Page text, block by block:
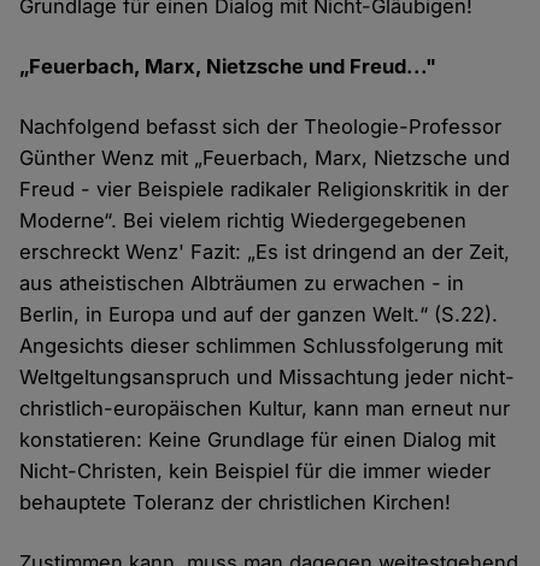
Grundlage für einen Dialog mit Nicht-Gläubigen!
„Feuerbach, Marx, Nietzsche und Freud..."
Nachfolgend befasst sich der Theologie-Professor
Günther Wenz mit „Feuerbach, Marx, Nietzsche und
Freud - vier Beispiele radikaler Religionskritik in der
Moderne“. Bei vielem richtig Wiedergegebenen
erschreckt Wenz' Fazit: „Es ist dringend an der Zeit,
aus atheistischen Albträumen zu erwachen - in
Berlin, in Europa und auf der ganzen Welt.“ (S.22).
Angesichts dieser schlimmen Schlussfolgerung mit
Weltgeltungsanspruch und Missachtung jeder nicht-
christlich-europäischen Kultur, kann man erneut nur
konstatieren: Keine Grundlage für einen Dialog mit
Nicht-Christen, kein Beispiel für die immer wieder
behauptete Toleranz der christlichen Kirchen!